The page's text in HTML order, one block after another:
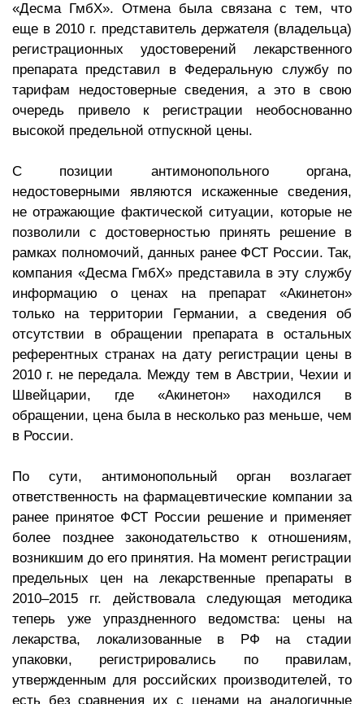
«Десма ГмбХ». Отмена была связана с тем, что
еще в 2010 г. представитель держателя (владельца)
регистрационных удостоверений лекарственного
препарата представил в Федеральную службу по
тарифам недостоверные сведения, а это в свою
очередь привело к регистрации необоснованно
высокой предельной отпускной цены.
С позиции антимонопольного органа,
недостоверными являются искаженные сведения,
не отражающие фактической ситуации, которые не
позволили с достоверностью принять решение в
рамках полномочий, данных ранее ФСТ России. Так,
компания «Десма ГмбХ» представила в эту службу
информацию о ценах на препарат «Акинетон»
только на территории Германии, а сведения об
отсутствии в обращении препарата в остальных
референтных странах на дату регистрации цены в
2010 г. не передала. Между тем в Австрии, Чехии и
Швейцарии, где «Акинетон» находился в
обращении, цена была в несколько раз меньше, чем
в России.
По сути, антимонопольный орган возлагает
ответственность на фармацевтические компании за
ранее принятое ФСТ России решение и применяет
более позднее законодательство к отношениям,
возникшим до его принятия. На момент регистрации
предельных цен на лекарственные препараты в
2010–2015 гг. действовала следующая методика
теперь уже упраздненного ведомства: цены на
лекарства, локализованные в РФ на стадии
упаковки, регистрировались по правилам,
утвержденным для российских производителей, то
есть без сравнения их с ценами на аналогичные